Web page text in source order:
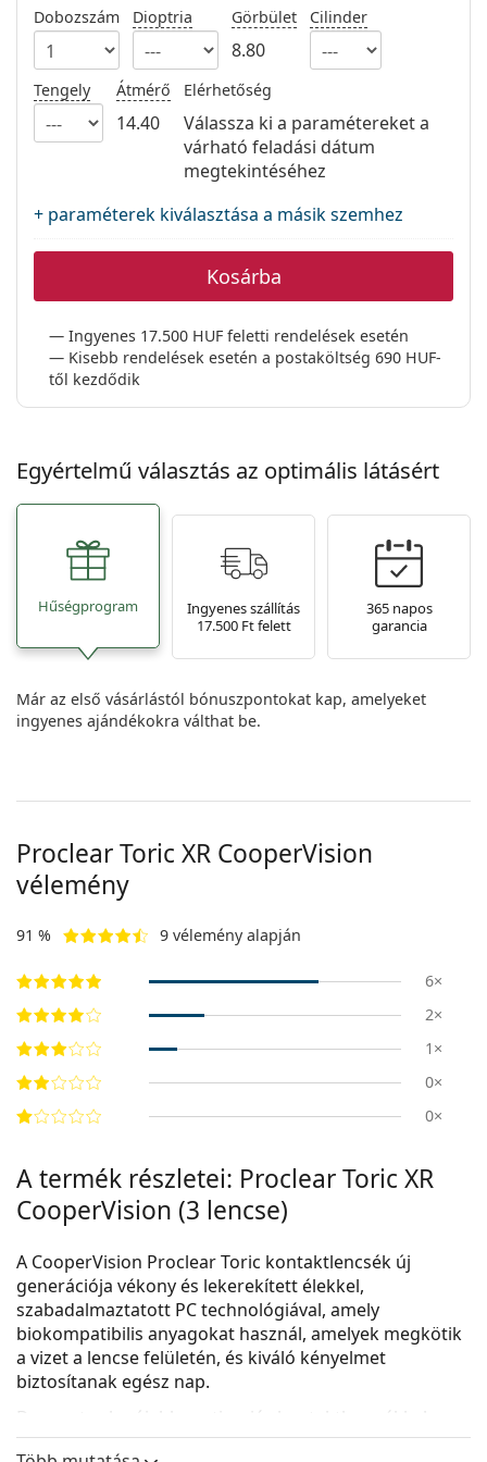
Precision
Total
Dobozszám Dioptria Görbület
8.80
Cilinder
Tengely Átmérő
14.40
Elérhetőség
Válassza ki a paramétereket a
várható feladási dátum
megtekintéséhez
+ paraméterek kiválasztása a másik szemhez
Kosárba
Ingyenes 17.500 HUF feletti rendelések esetén
Kisebb rendelések esetén a postaköltség 690 HUF-
től kezdődik
Egyértelmű választás az optimális látásért
Hűségprogram
Ingyenes szállítás
17.500 Ft felett
365 napos
garancia
Már az első vásárlástól bónuszpontokat kap, amelyeket
ingyenes ajándékokra válthat be.
Proclear Toric XR CooperVision
vélemény
91 % 9 vélemény alapján
6×
2×
1×
0×
0×
A termék részletei: Proclear Toric XR
CooperVision (3 lencse)
A CooperVision Proclear Toric kontaktlencsék új
generációja vékony és lekerekített élekkel,
szabadalmaztatott PC technológiával, amely
biokompatibilis anyagokat használ, amelyek megkötik
a vizet a lencse felületén, és kiváló kényelmet
biztosítanak egész nap.
De most, a legújabb asztigmiás kontaktlencsékkel, a
Proclear Toric-kal, tiszta látást élvezhet minden